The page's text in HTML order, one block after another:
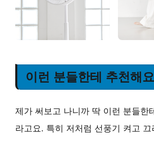
이런 분들한테 추천해
제가 써보고 나니까 딱 이런 분들한
라고요. 특히 저처럼 선풍기 켜고 끄